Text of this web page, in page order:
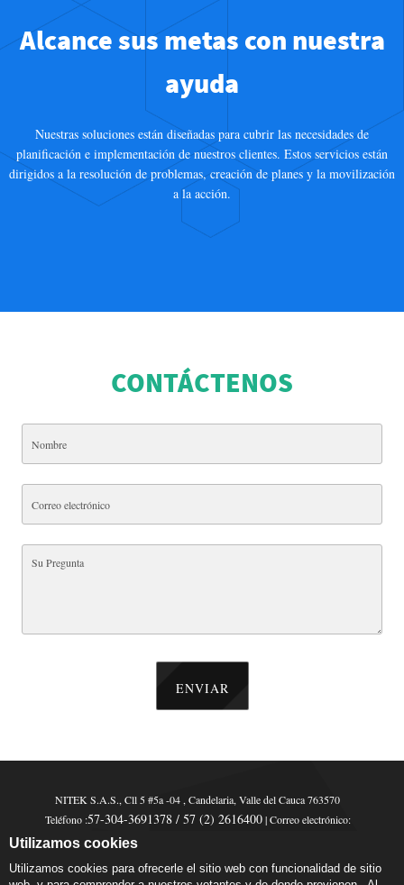
Alcance sus metas con nuestra
ayuda
Nuestras soluciones están diseñadas para cubrir las necesidades de
planificación e implementación de nuestros clientes. Estos servicios están
dirigidos a la resolución de problemas, creación de planes y la movilización
a la acción.
CONTÁCTENOS
ENVIAR
NITEK S.A.S., Cll 5 #5a -04 , Candelaria, Valle del Cauca 763570
Teléfono :57-304-3691378 / 57 (2) 2616400| Correo electrónico:
info@niteksoluciones.com | Horas hábiles: Lu.-Sá. 09:00 AM para 6:00 PM
Utilizamos cookies
Utilizamos cookies para ofrecerle el sitio web con funcionalidad de sitio